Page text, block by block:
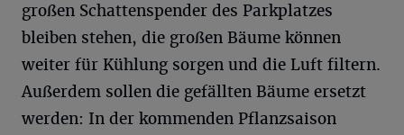
großen Schattenspender des Parkplatzes
bleiben stehen, die großen Bäume können
weiter für Kühlung sorgen und die Luft filtern.
Außerdem sollen die gefällten Bäume ersetzt
werden: In der kommenden Pflanzsaison